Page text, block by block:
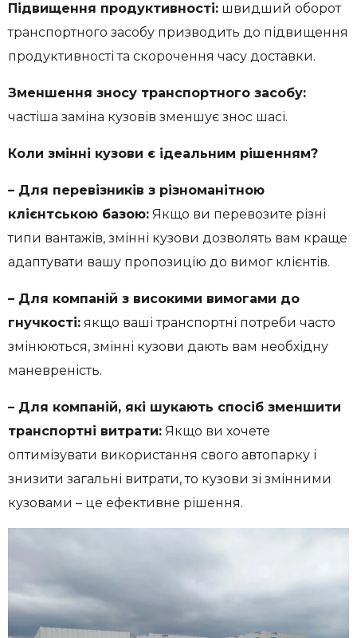
Підвищення продуктивності: швидший оборот
транспортного засобу призводить до підвищення
продуктивності та скорочення часу доставки.
Зменшення зносу транспортного засобу:
частіша заміна кузовів зменшує знос шасі.
Коли змінні кузови є ідеальним рішенням?
– Для перевізників з різноманітною
клієнтською базою: Якщо ви перевозите різні
типи вантажів, змінні кузови дозволять вам краще
адаптувати вашу пропозицію до вимог клієнтів.
– Для компаній з високими вимогами до
гнучкості: якщо ваші транспортні потреби часто
змінюються, змінні кузови дають вам необхідну
маневреність.
– Для компаній, які шукають спосіб зменшити
транспортні витрати: Якщо ви хочете
оптимізувати використання свого автопарку і
знизити загальні витрати, то кузови зі змінними
кузовами – це ефективне рішення.